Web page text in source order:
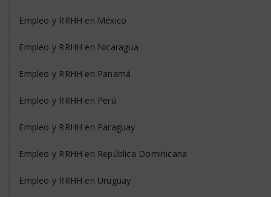
Empleo y RRHH en México
Empleo y RRHH en Nicaragua
Empleo y RRHH en Panamá
Empleo y RRHH en Perú
Empleo y RRHH en Paraguay
Empleo y RRHH en República Dominicana
Empleo y RRHH en Uruguay